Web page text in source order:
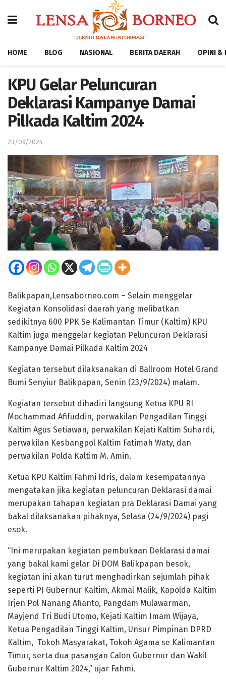
HOME BLOG NASIONAL BERITA DAERAH OPINI &
KPU Gelar Peluncuran
Deklarasi Kampanye Damai
Pilkada Kaltim 2024
23/09/2024
Balikpapan,Lensaborneo.com – Selain menggelar
Kegiatan Konsolidasi daerah yang melibatkan
sedikitnya 600 PPK Se Kalimantan Timur (Kaltim) KPU
Kaltim juga menggelar kegiatan Peluncuran Deklarasi
Kampanye Damai Pilkada Kaltim 2024
Kegiatan tersebut dilaksanakan di Ballroom Hotel Grand
Bumi Senyiur Balikpapan, Senin (23/9/2024) malam.
Kegiatan tersebut dihadiri langsung Ketua KPU RI
Mochammad Afifuddin, perwakilan Pengadilan Tinggi
Kaltim Agus Setiawan, perwakilan Kejati Kaltim Suhardi,
perwakilan Kesbangpol Kaltim Fatimah Waty, dan
perwakilan Polda Kaltim M. Amin.
Ketua KPU Kaltim Fahmi Idris, dalam kesempatannya
mengatakan jika kegiatan peluncuran Deklarasi damai
merupakan tahapan kegiatan pra Deklarasi Damai yang
bakal dilaksanakan pihaknya, Selasa (24/9/2024) pagi
esok.
“Ini merupakan kegiatan pembukaan Deklarasi damai
yang bakal kami gelar Di DOM Balikpapan besok,
kegiatan ini akan turut menghadirkan sejumlah pihak
seperti PJ Gubernur Kaltim, Akmal Malik, Kapolda Kaltim
Irjen Pol Nanang Afianto, Pangdam Mulawarman,
Mayjend Tri Budi Utomo, Kejati Kaltim Imam Wijaya,
Ketua Pengadilan Tinggi Kaltim, Unsur Pimpinan DPRD
Kaltim, Tokoh Masyarakat, Tokoh Agama se Kalimantan
Timur, serta dua pasangan Calon Gubernur dan Wakil
Gubernur Kaltim 2024,” ujar Fahmi.